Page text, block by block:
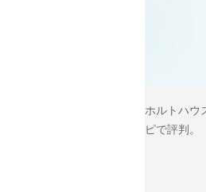
ホルトハウ
ピで評判。